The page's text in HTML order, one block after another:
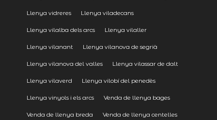
Llenya vidreres Llenya viladecans
Llenya vilalba dels arcs Llenya vilaller
Llenya vilanant Llenya vilanova de segrià
Llenya vilanova del valles Llenya vilassar de dalt
Llenya vilaverd Llenya vilobí del penedès
Llenya vinyols i els arcs Venda de llenya bages
Venda de llenya breda Venda de llenya centelles